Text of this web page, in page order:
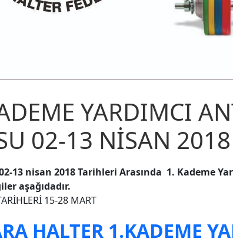
YARDIMCI
02-13 NİSAN
13 nisan 2018 Tarihleri Arasında 1. Kademe
aşağıdadır.
15-28 MART
HALTER 1.KADEME